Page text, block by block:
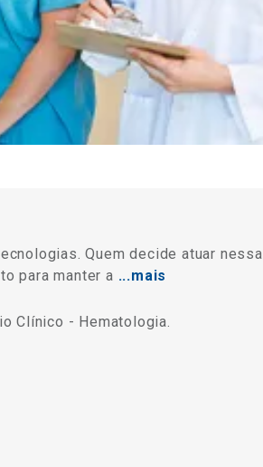
Quem decide atuar nessa
para manter a ...mais
Clínico - Hematologia.